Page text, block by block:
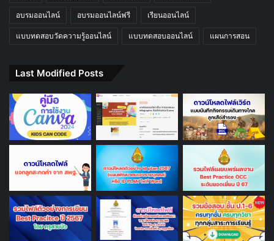
อบรมออนไลน์ อบรมออนไลน์ฟรี เรียนออนไลน์
แบบทดสอบวัดความรู้ออนไลน์ แบบทดสอบออนไลน์ แผนการสอน
Last Modified Posts